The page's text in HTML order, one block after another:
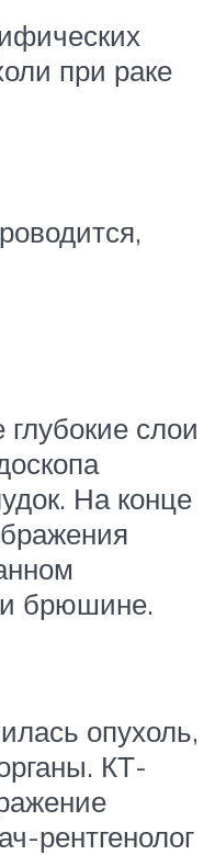
при раке
слои
На конце
брюшине.
опухоль,
КТ-
рентгенолог